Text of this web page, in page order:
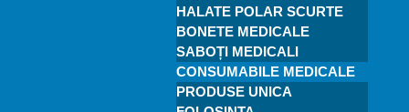
HALATE POLAR SCURTE
BONETE MEDICALE
SABOȚI MEDICALI
CONSUMABILE MEDICALE
PRODUSE UNICA